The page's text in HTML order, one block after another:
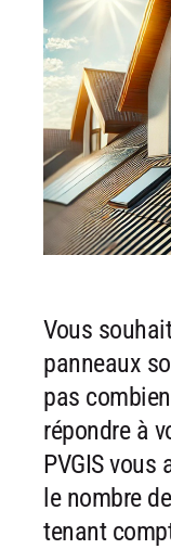
Vous
panneaux
pas
répondre à
PVGIS vous
le nombre de
tenant